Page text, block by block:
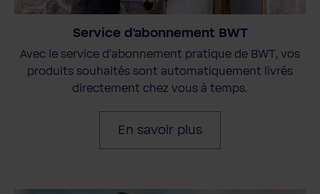
Service d'abonnement BWT
Avec le service d'abonnement pratique de BWT, vos
produits souhaités sont automatiquement livrés
directement chez vous à temps.
En savoir plus